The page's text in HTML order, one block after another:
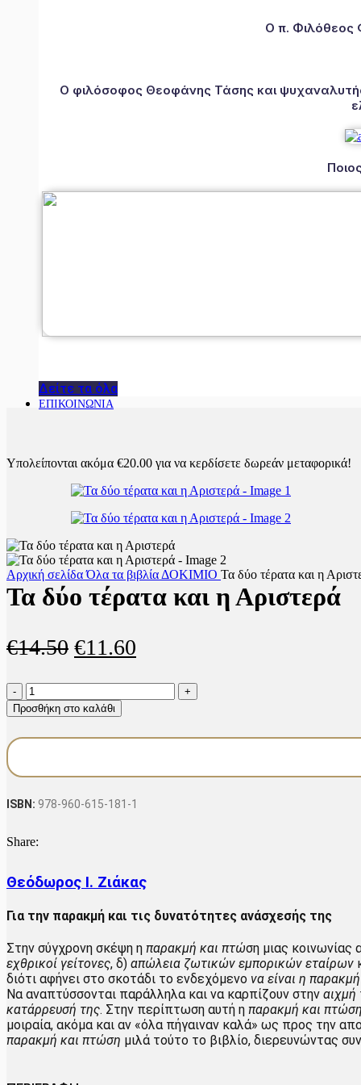
Ο π. Φιλόθεος
Ο φιλόσοφος Θεοφάνης Τάσης και
Δείτε τα όλα
ΕΠΙΚΟΙΝΩΝΙΑ
Υπολείπονται ακόμα €20.00 για να κερδίσετε δωρεάν μεταφορικά!
Αρχική σελίδαΌλα τα βιβλία ΔΟΚΙΜΙΟ Τα δύο τέρατα και η
Τα δύο τέρατα και η Αριστερά
€14.50 Original
was:
€14.50.
€11.60
τιμή
Τα
δύο
τέρατα
ποσότητα
Προσθήκη στο καλάθι
ISBN: 978-960-615-181-1
Share:
Θεόδωρος Ι. Ζιάκας
Για την παρακμή και τις δυνατότητες ανάσχεσής της
Στην σύγχρονη σκέψη η παρακμή και πτώση μιας κοινωνίας
εχθρικοί γείτονες, δ) απώλεια ζωτικών εμπορικών εταίρων
διότι αφήνει στο σκοτάδι το ενδεχόμενο να είναι η
Να αναπτύσσονται παράλληλα και να καρπίζουν στην αιχμή
κατάρρευσή της. Στην περίπτωση αυτή η παρακμή και
μοιραία, ακόμα και αν «όλα πήγαιναν καλά» ως προς την
παρακμή και πτώση μιλά τούτο το βιβλίο, διερευνώντας